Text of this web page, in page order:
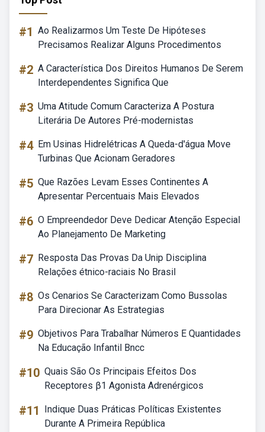
#1 Ao Realizarmos Um Teste De Hipóteses
Precisamos Realizar Alguns Procedimentos
#2 A Característica Dos Direitos Humanos De Serem
Interdependentes Significa Que
#3 Uma Atitude Comum Caracteriza A Postura
Literária De Autores Pré-modernistas
#4 Em Usinas Hidrelétricas A Queda-d'água Move
Turbinas Que Acionam Geradores
#5 Que Razões Levam Esses Continentes A
Apresentar Percentuais Mais Elevados
#6 O Empreendedor Deve Dedicar Atenção Especial
Ao Planejamento De Marketing
#7 Resposta Das Provas Da Unip Disciplina
Relações étnico-raciais No Brasil
#8 Os Cenarios Se Caracterizam Como Bussolas
Para Direcionar As Estrategias
#9 Objetivos Para Trabalhar Números E Quantidades
Na Educação Infantil Bncc
#10 Quais São Os Principais Efeitos Dos
Receptores β1 Agonista Adrenérgicos
#11
Indique Duas Práticas Políticas Existentes
Durante A Primeira República